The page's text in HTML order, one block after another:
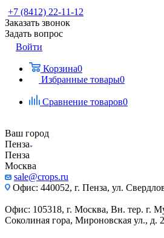
+7 (8412) 22-11-12
Заказать звонок
Задать вопрос
Войти
Корзина0
Избранные товары0
Сравнение товаров0
Ваш город
Пенза
Пенза
Москва
sale@crops.ru
Офис: 440052, г. Пенза, ул.
Офис: 105318, г. Москва, Вн. тер. г.
Соколиная гора, Мироновская ул., д.